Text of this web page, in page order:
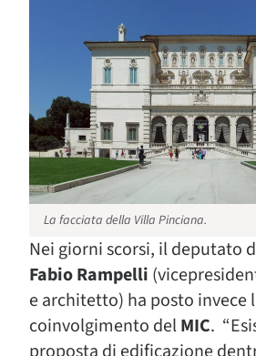
La facciata della Villa Pinciana.
Nei giorni scorsi, il deputato
Fabio Rampelli
e architetto) ha posto invece
coinvolgimento delMIC.